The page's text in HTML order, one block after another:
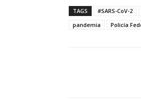
TAGS #SARS-CoV-2
pandemia
Policía